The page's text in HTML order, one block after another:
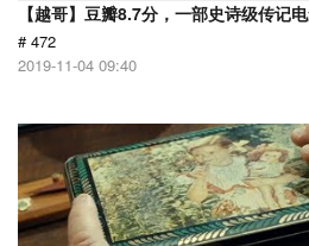
【越哥】豆瓣8.7分，一部史诗级传记
# 472
2019-11-04 09:40